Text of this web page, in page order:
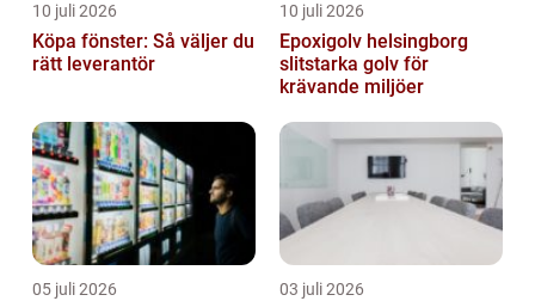
10 juli 2026
Köpa fönster: Så väljer du
rätt leverantör
10 juli 2026
Epoxigolv helsingborg
slitstarka golv för
krävande miljöer
05 juli 2026 03 juli 2026